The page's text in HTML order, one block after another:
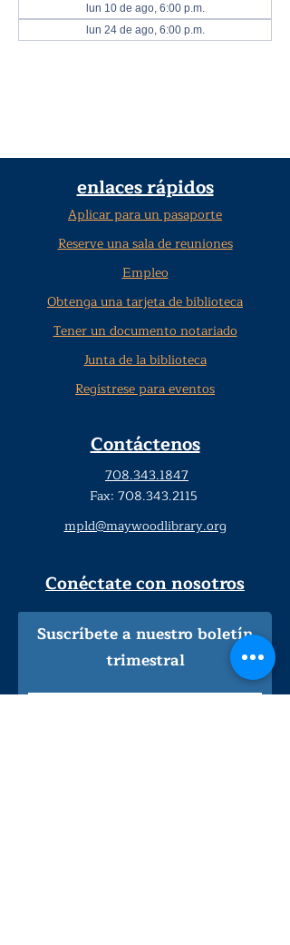
lun 10 de ago, 6:00 p.m.
lun 24 de ago, 6:00 p.m.
enlaces rápidos
Aplicar para un pasaporte
Reserve una sala de reuniones
Empleo
Obtenga una tarjeta de biblioteca
Tener un documento notariado
Junta de la biblioteca
Regístrese para eventos
Contáctenos
708.343.1847
Fax: 708.343.2115
mpld@maywoodlibrary.org
Conéctate con nosotros
Suscríbete a nuestro boletín
trimestral